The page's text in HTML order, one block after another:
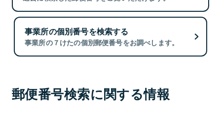
事業所の個別番号を検索する
事業所の７けたの個別郵便番号をお調べします。
郵便番号検索に関する情報